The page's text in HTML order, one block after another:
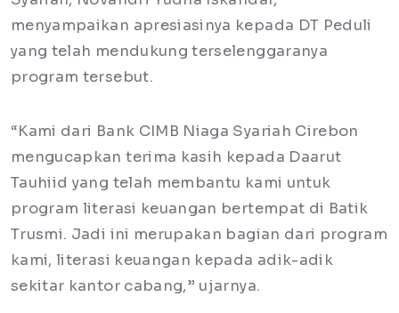
menyampaikan apresiasinya kepada DT Peduli
yang telah mendukung terselenggaranya
program tersebut.
“Kami dari Bank CIMB Niaga Syariah Cirebon
mengucapkan terima kasih kepada Daarut
Tauhiid yang telah membantu kami untuk
program literasi keuangan bertempat di Batik
Trusmi. Jadi ini merupakan bagian dari program
kami, literasi keuangan kepada adik-adik
sekitar kantor cabang,” ujarnya.